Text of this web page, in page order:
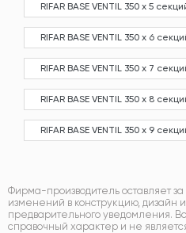
RIFAR BASE VENTIL 350 х 5
RIFAR BASE VENTIL 350 х 6
RIFAR BASE VENTIL 350 х 7
RIFAR BASE VENTIL 350 х 8
RIFAR BASE VENTIL 350 х 9
Фирма-производитель оставляет
изменений в конструкцию, дизайн
предварительного уведомления.
справочный характер и не